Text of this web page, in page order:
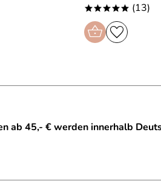
***** (13)
ab 45,- € werden innerhalb